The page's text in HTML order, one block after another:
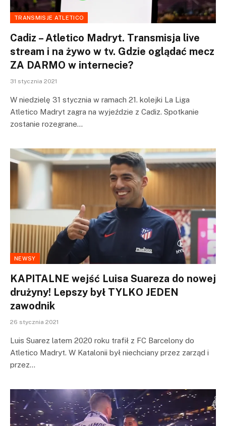
TRANSMISJE ATLETICO
Cadiz – Atletico Madryt. Transmisja live
stream i na żywo w tv. Gdzie oglądać mecz
ZA DARMO w internecie?
31 stycznia 2021
W niedzielę 31 stycznia w ramach 21. kolejki La Liga
Atletico Madryt zagra na wyjeździe z Cadiz. Spotkanie
zostanie rozegrane…
NEWSY
KAPITALNE wejść Luisa Suareza do nowej
drużyny! Lepszy był TYLKO JEDEN
zawodnik
26 stycznia 2021
Luis Suarez latem 2020 roku trafił z FC Barcelony do
Atletico Madryt. W Katalonii był niechciany przez zarząd i
przez…